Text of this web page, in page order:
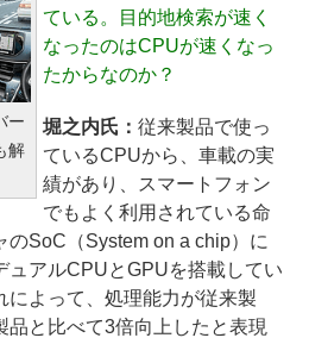
ー
解
ている。目的地検索が速く
なったのはCPUが速くなっ
たからなのか？
堀之内氏： 従来製品で使っ
ているCPUから、車載の実
績があり、スマートフォン
でもよく利用されている命
のSoC（System on a chip）に
ュアルCPUとGPUを搭載してい
によって、処理能力が従来製
品と比べて3倍向上したと表現